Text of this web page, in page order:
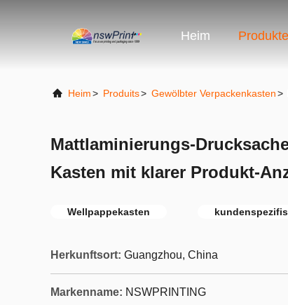
Heim Produkte
Heim> Produits> Gewölbter Verpackenkasten>
Mattlaminierungs-
Kasten mit klarer Produkt-
Wellpappekasten
Herkunftsort: Guangzhou, China
Markenname: NSWPRINTING